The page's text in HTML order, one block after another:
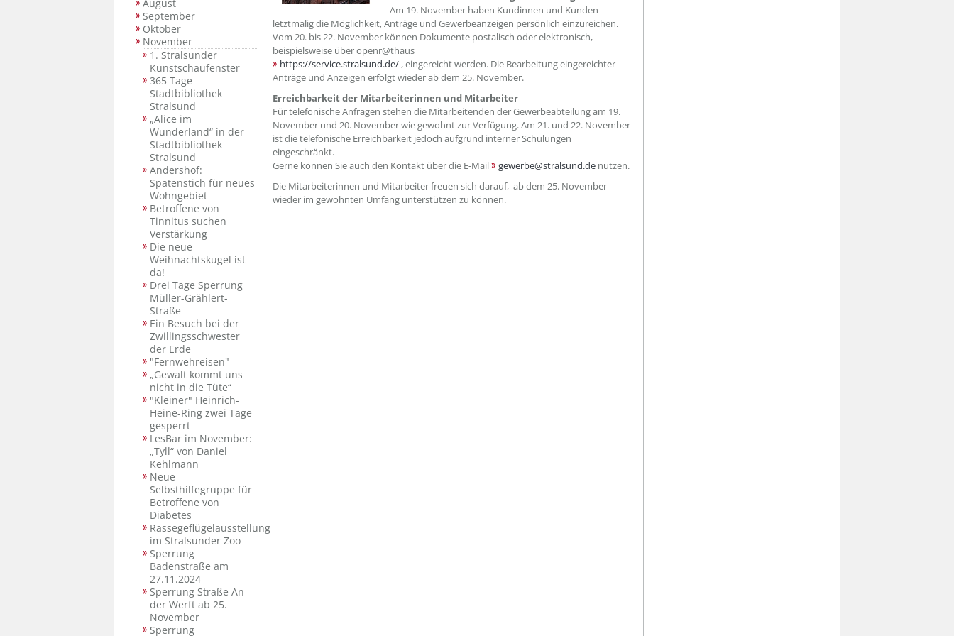
August
September
Oktober
November
1. Stralsunder
Kunstschaufenster
365 Tage
Stadtbibliothek
Stralsund
„Alice im
Wunderland“ in der
Stadtbibliothek
Stralsund
Andershof:
Spatenstich für neues
Wohngebiet
Betroffene von
Tinnitus suchen
Verstärkung
Die neue
Weihnachtskugel ist
da!
Drei Tage Sperrung
Müller-Grählert-
Straße
Ein Besuch bei der
Zwillingsschwester
der Erde
"Fernwehreisen"
„Gewalt kommt uns
nicht in die Tüte“
"Kleiner" Heinrich-
Heine-Ring zwei Tage
gesperrt
LesBar im November:
„Tyll“ von Daniel
Kehlmann
Neue
Selbsthilfegruppe für
Betroffene von
Diabetes
Rassegeflügelausstellung
im Stralsunder Zoo
Sperrung
Badenstraße am
27.11.2024
Sperrung Straße An
der Werft ab 25.
November
Sperrung
Am 19. November haben Kundinnen und Kunden
letztmalig die Möglichkeit, Anträge und Gewerbeanzeigen persönlich einzureichen.
Vom 20. bis 22. November können Dokumente postalisch oder elektronisch,
beispielsweise über openr@thaus
https://service.stralsund.de/ , eingereicht werden. Die Bearbeitung eingereichter
Anträge und Anzeigen erfolgt wieder ab dem 25. November.
Erreichbarkeit der Mitarbeiterinnen und Mitarbeiter
Für telefonische Anfragen stehen die Mitarbeitenden der Gewerbeabteilung am 19.
November und 20. November wie gewohnt zur Verfügung. Am 21. und 22. November
ist die telefonische Erreichbarkeit jedoch aufgrund interner Schulungen
eingeschränkt.
Gerne können Sie auch den Kontakt über die E-Mail
gewerbe@stralsund.de nutzen.
Die Mitarbeiterinnen und Mitarbeiter freuen sich darauf, ab dem 25. November
wieder im gewohnten Umfang unterstützen zu können.